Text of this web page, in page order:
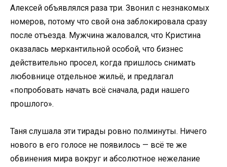
Алексей объявлялся раза три. Звонил с незнакомых
номеров, потому что свой она заблокировала сразу
после отъезда. Мужчина жаловался, что Кристина
оказалась меркантильной особой, что бизнес
действительно просел, когда пришлось снимать
любовнице отдельное жильё, и предлагал
«попробовать начать всё сначала, ради нашего
прошлого».
Таня слушала эти тирады ровно полминуты. Ничего
нового в его голосе не появилось — всё те же
обвинения мира вокруг и абсолютное нежелание